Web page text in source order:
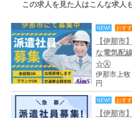
この求人を見た人はこんな求人
NEW! おす
【伊那市
な電気配
☆Ⓐ
伊那市上
円
NEW! おす
【伊那市